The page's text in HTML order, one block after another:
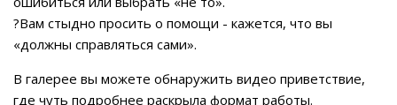
?Вам стыдно просить о помощи - кажется, что вы
«должны справляться сами».
В галерее вы можете обнаружить видео приветствие,
где чуть подробнее раскрыла формат работы.